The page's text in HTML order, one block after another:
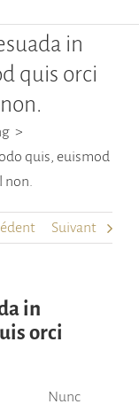
in
quis orci
quis, euismod
non.
Suivant
in
orci
Nunc